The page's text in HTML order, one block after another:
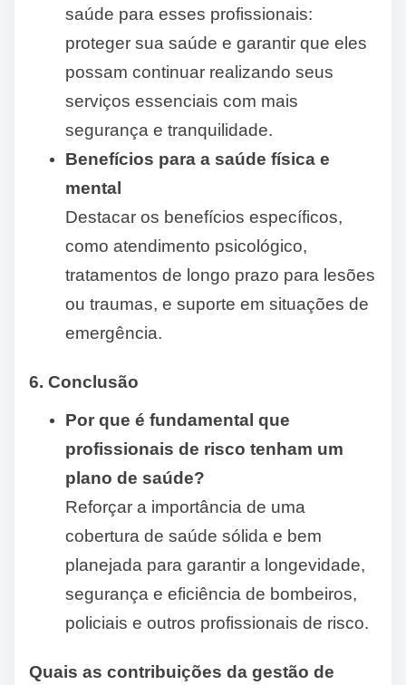
saúde para esses profissionais:
proteger sua saúde e garantir que eles
possam continuar realizando seus
serviços essenciais com mais
segurança e tranquilidade.
Benefícios para a saúde física e
mental
Destacar os benefícios específicos,
como atendimento psicológico,
tratamentos de longo prazo para lesões
ou traumas, e suporte em situações de
emergência.
6. Conclusão
Por que é fundamental que
profissionais de risco tenham um
plano de saúde?
Reforçar a importância de uma
cobertura de saúde sólida e bem
planejada para garantir a longevidade,
segurança e eficiência de bombeiros,
policiais e outros profissionais de risco.
Quais as contribuições da gestão de